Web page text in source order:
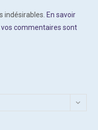
indésirables. En savoir
commentaires sont